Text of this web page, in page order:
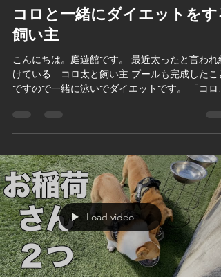
コロと一緒にダイエットをす
飼い主
こんにちは。庭遊館です。 最近太ったと言われ続
けている コロ太と飼い主 プールも完成したこと
ですので一緒に泳いでダイエットです。 「コロと
します！
Load video